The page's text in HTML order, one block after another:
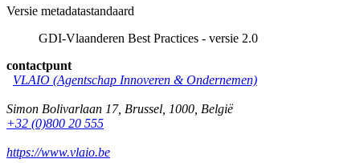
Versie metadatastandaard
GDI-Vlaanderen Best Practices - versie 2.0
contactpunt
VLAIO (Agentschap Innoveren & Ondernemen)
Simon Bolivarlaan 17, Brussel 1000 België
+32 (0)800 20 555
https://www.vlaio.be